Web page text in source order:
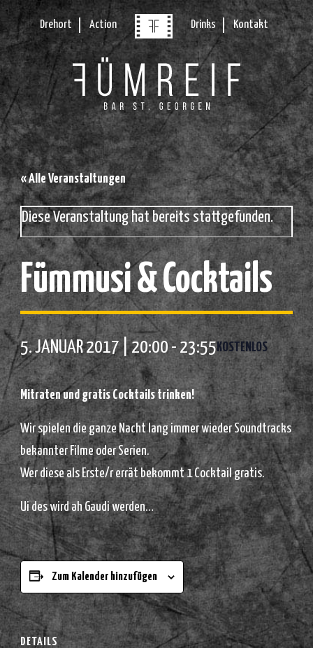
Drehort Action Drinks Kontakt
« Alle Veranstaltungen
Diese Veranstaltung hat bereits stattgefunden.
Fümmusi & Cocktails
5. JANUAR 2017 | 20:00-23:55KOSTENLOS
Mitraten und gratis Cocktails trinken!
Wir spielen die ganze Nacht lang immer wieder Soundtracks
bekannter Filme oder Serien.
Wer diese als Erste/r errät bekommt 1 Cocktail gratis.
Ui des wird ah Gaudi werden…
Zum Kalender hinzufügen
DETAILS